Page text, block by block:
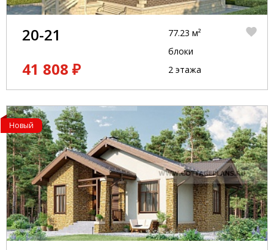
20-21
41 808 ₽
77.23 м²
блоки
2 этажа
Новый